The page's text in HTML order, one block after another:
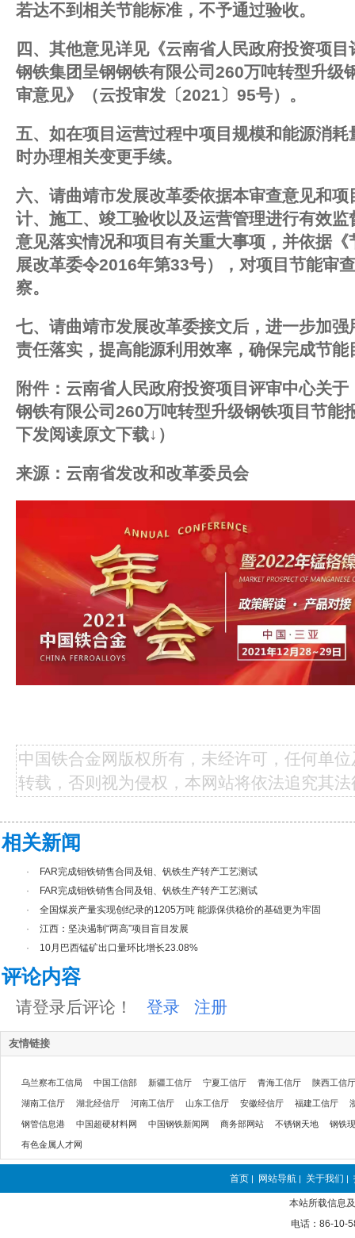
若达不到相关节能标准，不予通过验收。
四、其他意见详见《云南省人民政府投资项
钢铁集团呈钢钢铁有限公司260万吨转型升级
审意见》（云投审发〔2021〕95号）。
五、如在项目运营过程中项目规模和能源消
时办理相关变更手续。
六、请曲靖市发展改革委依据本审查意见和
计、施工、竣工验收以及运营管理进行有效
意见落实情况和项目有关重大事项，并依据
展改革委令2016年第33号），对项目节能审
察。
七、请曲靖市发展改革委接文后，进一步加
责任落实，提高能源利用效率，确保完成节能
附件：云南省人民政府投资项目评审中心关
钢铁有限公司260万吨转型升级钢铁项目节能
下发阅读原文下载↓）
来源：云南省发改和改革委员会
中国铁合金网版权所有，未经许可，任何单
转载，否则视为侵权，本网站将依法追究其
相关新闻
·
FAR完成钼铁销售合同及钼、钒铁生产转产工艺测试
·
FAR完成钼铁销售合同及钼、钒铁生产转产工艺测试
·
全国煤炭产量实现创纪录的1205万吨 能源保供稳价的基础更为牢固
·
江西：坚决遏制“两高”项目盲目发展
·
10月巴西锰矿出口量环比增长23.08%
评论内容
请登录后评论！ 登录 注册
友情链接
乌兰察布工信局 中国工信部 新疆工信厅 宁夏工信厅 青海工信厅 陕西工信厅
湖南工信厅 湖北经信厅 河南工信厅 山东工信厅 安徽经信厅 福建工信厅
钢管信息港 中国超硬材料网 中国钢铁新闻网 商务部网站 不锈钢天地 钢铁
有色金属人才网
首页 | 网站导航 | 关于我们 |
本站所载信息
电话：86-10-